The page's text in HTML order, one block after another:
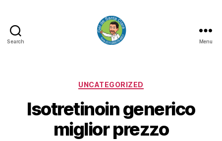
Search
CLARA
Menu
Categorias
UNCATEGORIZED
Isotretinoin generico
miglior prezzo